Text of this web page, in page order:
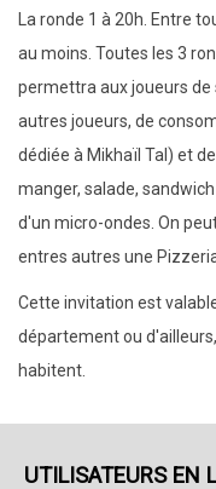
La ronde 1 à 20h. Entre
au moins. Toutes les 3
permettra aux joueurs de
autres joueurs, de
dédiée à Mikhaïl Tal) et
manger, salade,
d'un micro-ondes. On
entres autres une
Cette invitation est
département ou
habitent.
UTILISATEURS EN